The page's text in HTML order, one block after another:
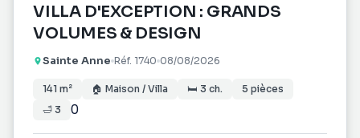
VILLA D'EXCEPTION : GRANDS
VOLUMES & DESIGN
Sainte Anne Réf. 1740 08/08/2026
141 m² 🏠 Maison / Villa 🛏 3 ch. 5 pièces
🛁 3 0